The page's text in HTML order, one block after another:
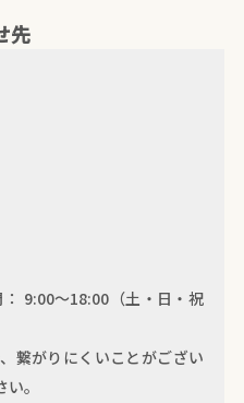
先
9:00〜18:00（土・日・祝
繋がりにくいことがござい
。